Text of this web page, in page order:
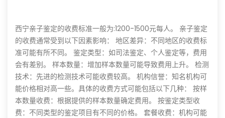
西宁亲子鉴定的收费标准一般为:1200-1500元每人。 亲子鉴定
的收费通常受到以下因素影响： 地区差异：不同地区的收费标
准可能有所不同。 鉴定类型：如司法鉴定、个人鉴定等，费用
会有差别。 样本数量：增加样本数量可能导致费用上升。 检测
技术：先进的检测技术可能收费较高。 机构信誉：知名机构可
能价格相对高一些。具体的收费方式可能包括以下几种： 按样
本数量收费：根据提供的样本数量确定费用。 按鉴定类型收
费：不同类型的鉴定项目有不同的价格。 套餐收费：机构可能